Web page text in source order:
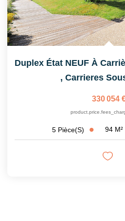
, Carrieres
330 054
5 Pièce(s) 94 M²